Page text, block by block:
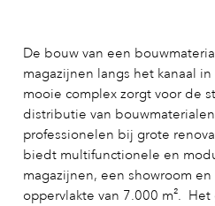
De bouw van een
magazijnen langs het kanaal
mooie complex zorgt voor de
distributie van
professionelen bij grote
biedt multifunctionele en
magazijnen, een showroom
oppervlakte van 7.000 m².